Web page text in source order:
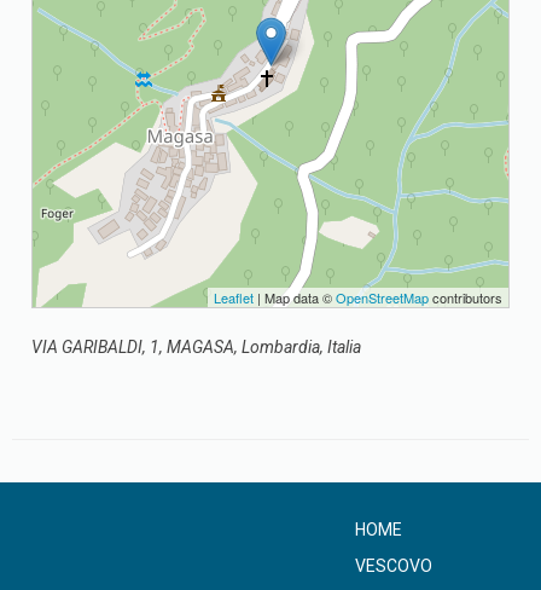
Leaflet | Map data ©OpenStreetMapcontributors
VIA GARIBALDI, 1, MAGASA, Lombardia, Italia
HOME
VESCOVO